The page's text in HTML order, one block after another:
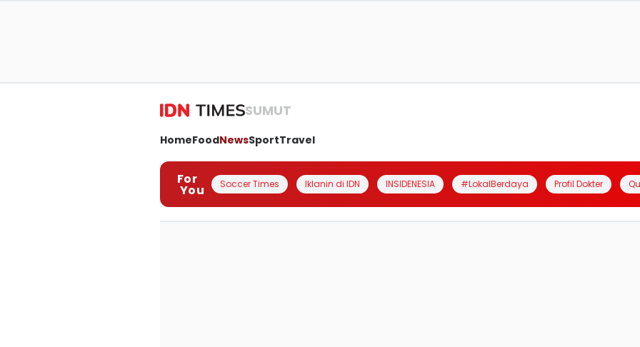
SUMUT
HomeFoodNewsSportTravel
For
You Soccer Times Iklanin di IDN INSIDENESIA #LokalBerdaya Profil Dokter